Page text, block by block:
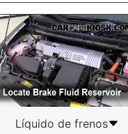
Líquido de frenos